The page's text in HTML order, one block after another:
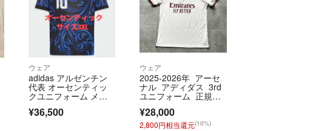
ウェア
adidas アルゼンチン
代表 オーセンティッ
クユニフォーム メッ
¥36,500
ウェア
2025-2026年 アーセ
ナル アディダス 3rd
ユニフォーム 正規
き
¥28,000
2,800円相当還元(10%)